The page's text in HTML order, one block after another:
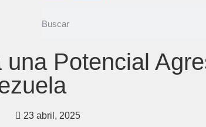
Potencial
23 abril, 2025